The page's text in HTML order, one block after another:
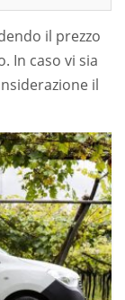
il prezzo
In caso vi sia
il